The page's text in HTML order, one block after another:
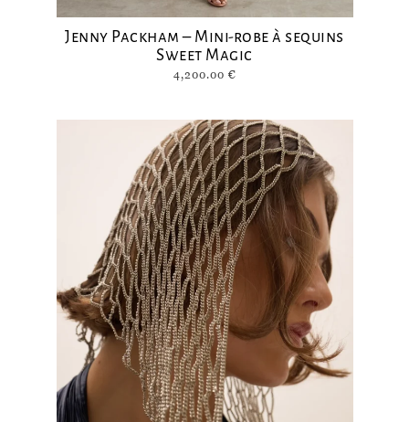
Jenny Packham – Mini-robe à sequins
Sweet Magic
4,200.00 €